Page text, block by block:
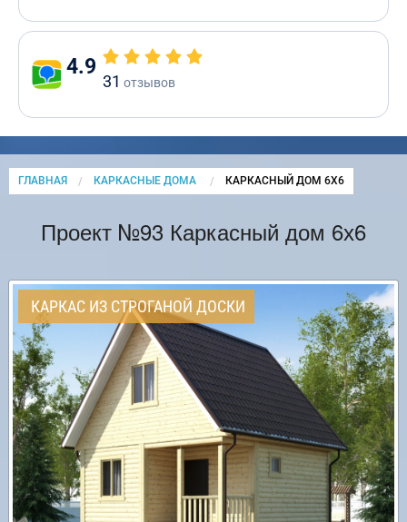
4.9
31 отзывов
ГЛАВНАЯ КАРКАСНЫЕ ДОМА CURRENT:
КАРКАСНЫЙ ДОМ 6Х6
Проект №93 Каркасный дом 6х6
КАРКАС ИЗ СТРОГАНОЙ ДОСКИ